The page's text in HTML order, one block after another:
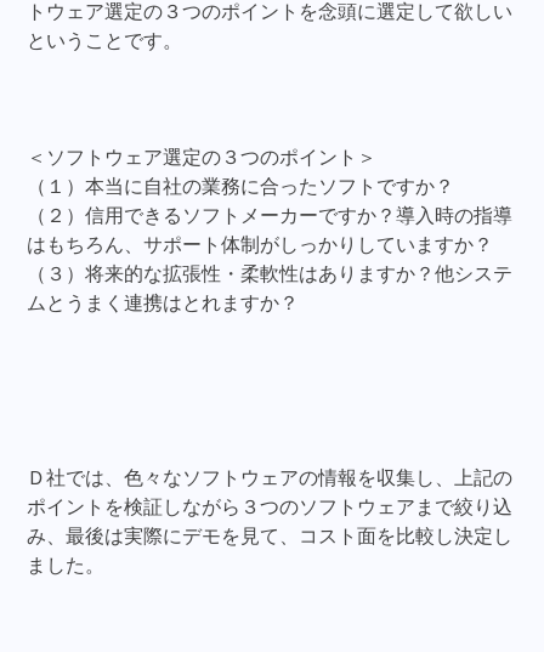
トウェア選定の３つのポイントを念頭に選定して欲しい
ということです。
＜ソフトウェア選定の３つのポイント＞
（１）本当に自社の業務に合ったソフトですか？
（２）信用できるソフトメーカーですか？導入時の指導
はもちろん、サポート体制がしっかりしていますか？
（３）将来的な拡張性・柔軟性はありますか？他システ
ムとうまく連携はとれますか？
Ｄ社では、色々なソフトウェアの情報を収集し、上記の
ポイントを検証しながら３つのソフトウェアまで絞り込
み、最後は実際にデモを見て、コスト面を比較し決定し
ました。